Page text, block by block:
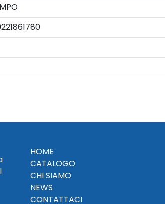
HOME
CATALOGO
CHI SIAMO
NEWS
CONTATTACI